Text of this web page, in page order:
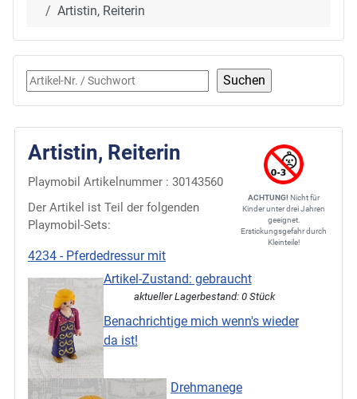
Artistin, Reiterin
Artistin, Reiterin
Playmobil Artikelnummer : 30143560
ACHTUNG! Nicht für
Kinder unter drei Jahren
geeignet.
Erstickungsgefahr durch
Kleinteile!
Artikel-Zustand: gebraucht
aktueller Lagerbestand: 0 Stück
Benachrichtige mich wenn's wieder
da ist!
Der Artikel ist Teil der folgenden
Playmobil-Sets:
4234 - Pferdedressur mit
Drehmanege